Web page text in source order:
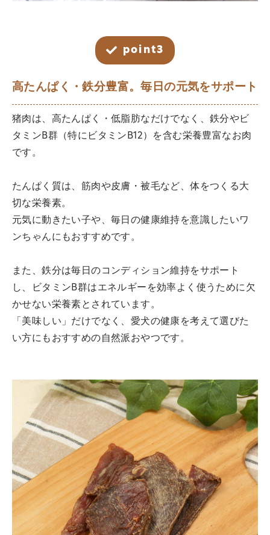
point3
高たんぱく・鉄分豊富。毎日の元気をサポート
猪肉は、高たんぱく・低脂肪なだけでなく、鉄分やビ
タミンB群（特にビタミンB12）を含む栄養豊富なお肉
です。
たんぱく質は、筋肉や皮膚・被毛など、体をつくる大
切な栄養素。
元気に動きたい子や、毎日の健康維持を意識したいワ
ンちゃんにもおすすめです。
また、鉄分は毎日のコンディション維持をサポート
し、ビタミンB群はエネルギーを効率よく使うために欠
かせない栄養素とされています。
「美味しい」だけでなく、愛犬の健康を考えて選びた
い方にもおすすめの自然派おやつです。